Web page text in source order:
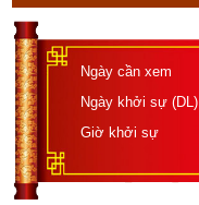
Ngày cần xem
Ngày khởi sự (DL)
Giờ khởi sự